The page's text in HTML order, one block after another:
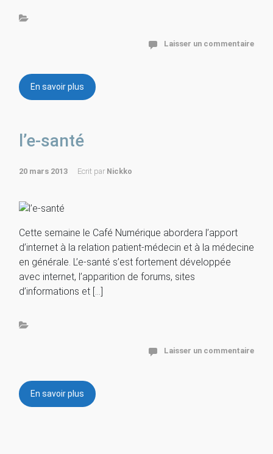
Laisser un commentaire
En savoir plus
l’e-santé
20 mars 2013 Ecrit par Nickko
Cette semaine le Café Numérique abordera l’apport
d’internet à la relation patient-médecin et à la médecine
en générale. L’e-santé s’est fortement développée
avec internet, l’apparition de forums, sites
d’informations et […]
Laisser un commentaire
En savoir plus